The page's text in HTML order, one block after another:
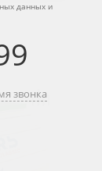
данных и
звонка